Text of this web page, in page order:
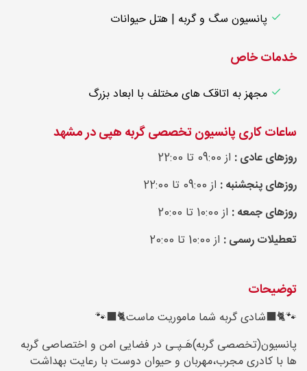
پانسیون سگ و گربه | هتل حیوانات
خدمات خاص
مجهز به اتاقک های مختلف با ابعاد بزرگ
ساعات کاری پانسیون تخصصی گربه ه‍پی در مشهد
روزهای عادی : از 09:00 تا 22:00
روزهای پنجشنبه : از 09:00 تا 22:00
روزهای جمعه : از 10:00 تا 20:00
تعطیلات رسمی : از 10:00 تا 20:00
توضیحات
🐾🐈‍⬛شادی گربه شما ماموریت ماست🐈‍⬛🐾
پانسیون(تخصصی گربه)هَـپـی در فضایی امن و اختصاصی گربه
ها با کادری مجرب،مهربان و حیوان دوست با رعایت بهداشت